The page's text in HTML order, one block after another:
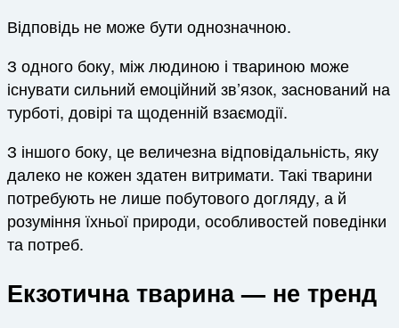
Відповідь не може бути однозначною.
З одного боку, між людиною і твариною може
існувати сильний емоційний зв’язок, заснований на
турботі, довірі та щоденній взаємодії.
З іншого боку, це величезна відповідальність, яку
далеко не кожен здатен витримати. Такі тварини
потребують не лише побутового догляду, а й
розуміння їхньої природи, особливостей поведінки
та потреб.
Екзотична тварина — не тренд